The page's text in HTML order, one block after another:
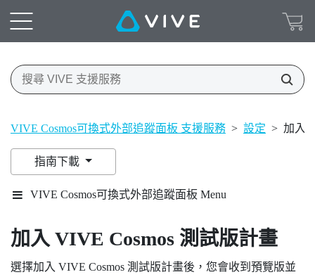
VIVE Cosmos可換式外部追蹤面板 支援服務 > 設定 > 加入
指南下載
VIVE Cosmos可換式外部追蹤面板 Menu
加入 VIVE Cosmos 測試版計畫
選擇加入 VIVE Cosmos 測試版計畫後，您會收到預覽版並